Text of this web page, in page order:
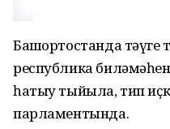
Башҡортостанда тәүге
республика
һатыу тыйыла, тип
парламентында.